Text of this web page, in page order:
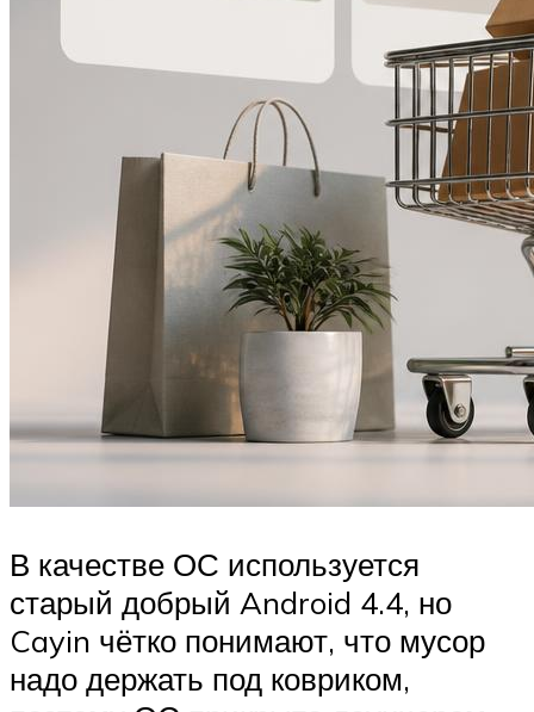
В качестве ОС используется
старый добрый Android 4.4, но
Cayin чётко понимают, что мусор
надо держать под ковриком,